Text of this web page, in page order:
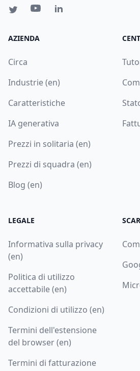
AZIENDA
Circa
Industrie (en)
Caratteristiche
IA generativa
Prezzi in solitaria (en)
Prezzi di squadra (en)
Blog (en)
LEGALE
Informativa sulla privacy
(en)
Politica di utilizzo
accettabile (en)
Condizioni di utilizzo (en)
Termini dell'estensione
del browser (en)
Termini di fatturazione